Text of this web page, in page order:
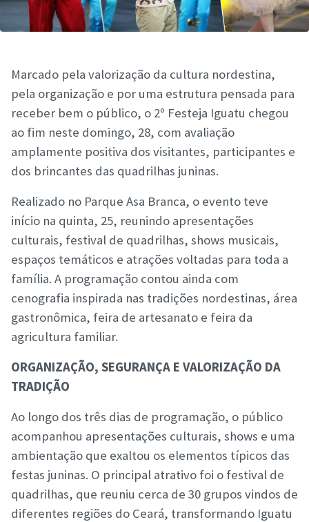
Marcado pela valorização da cultura nordestina,
pela organização e por uma estrutura pensada para
receber bem o público, o 2º Festeja Iguatu chegou
ao fim neste domingo, 28, com avaliação
amplamente positiva dos visitantes, participantes e
dos brincantes das quadrilhas juninas.
Realizado no Parque Asa Branca, o evento teve
início na quinta, 25, reunindo apresentações
culturais, festival de quadrilhas, shows musicais,
espaços temáticos e atrações voltadas para toda a
família. A programação contou ainda com
cenografia inspirada nas tradições nordestinas, área
gastronômica, feira de artesanato e feira da
agricultura familiar.
ORGANIZAÇÃO, SEGURANÇA E VALORIZAÇÃO DA
TRADIÇÃO
Ao longo dos três dias de programação, o público
acompanhou apresentações culturais, shows e uma
ambientação que exaltou os elementos típicos das
festas juninas. O principal atrativo foi o festival de
quadrilhas, que reuniu cerca de 30 grupos vindos de
diferentes regiões do Ceará, transformando Iguatu